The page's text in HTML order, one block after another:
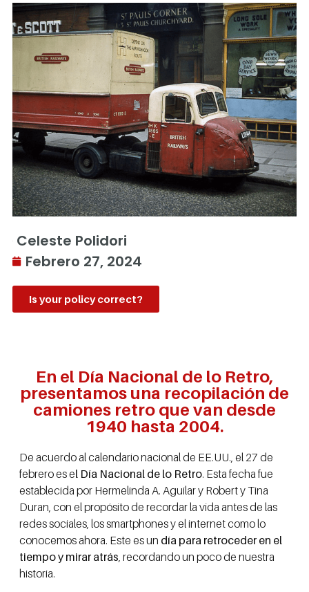
Celeste Polidori
Febrero 27, 2024
Is your policy correct?
En el Día Nacional de lo Retro,
presentamos una recopilación de
camiones retro que van desde
1940 hasta 2004.
De acuerdo al calendario nacional de EE.UU., el 27 de
febrero es el Día Nacional de lo Retro. Esta fecha fue
establecida por Hermelinda A. Aguilar y Robert y Tina
Duran, con el propósito de recordar la vida antes de las
redes sociales, los smartphones y el internet como lo
conocemos ahora. Este es un día para retroceder en el
tiempo y mirar atrás, recordando un poco de nuestra
historia.